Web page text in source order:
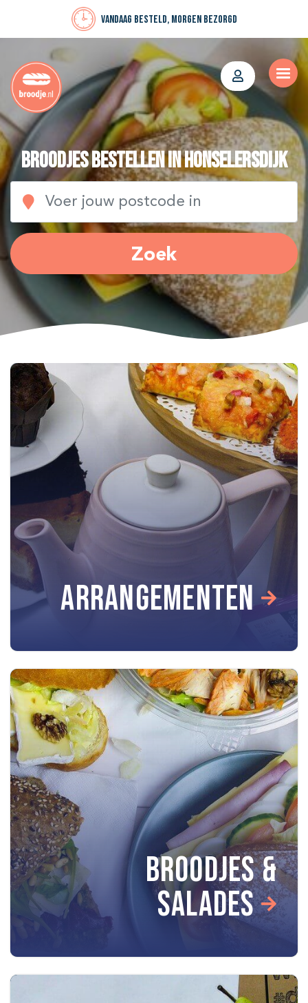
Vandaag besteld, morgen bezorgd
Broodjes bestellen in Honselersdijk
Zoek
ARRANGEMENTEN
BROODJES &
SALADES